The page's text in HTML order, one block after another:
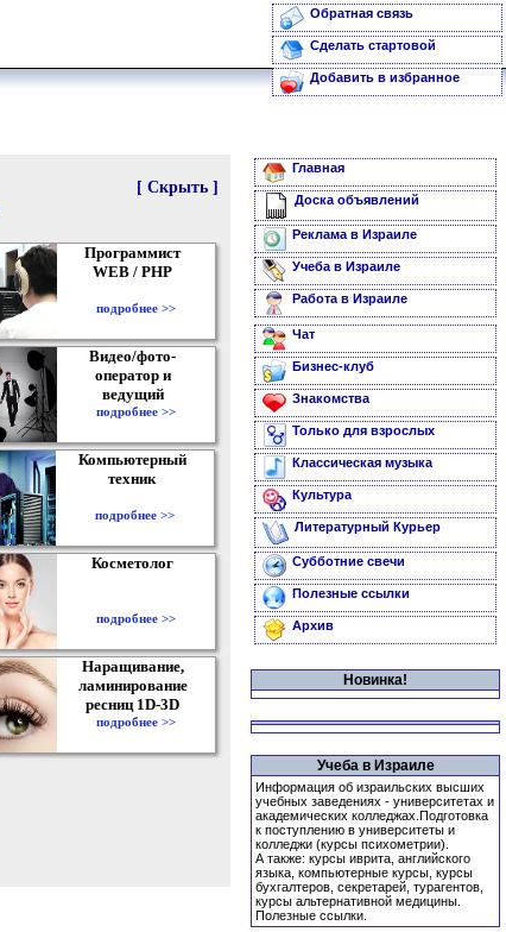
Обратная связь
Сделать стартовой
Добавить в избранное
[ Скрыть ]
Программист
WEB / PHP
подробнее >>
Видео/фото-
оператор и
ведущий
подробнее >>
Компьютерный
техник
подробнее >>
Косметолог
подробнее >>
Наращивание,
ламинирование
ресниц 1D-3D
подробнее >>
Главная
Доска объявлений
Реклама в Израиле
Учеба в Израиле
Работа в Израиле
Чат
Бизнес-клуб
Знакомства
Только для взрослых
Классическая музыка
Культура
Литературный Курьер
Субботние свечи
Полезные ссылки
Архив
Новинка!
Учеба в Израиле
Информация об израильских высших
учебных заведениях - университетах и
академических колледжах.Подготовка
к поступлению в университеты и
колледжи (курсы психометрии).
А также: курсы иврита, английского
языка, компьютерные курсы, курсы
бухгалтеров, секретарей, турагентов,
курсы альтернативной медицины.
Полезные ссылки.